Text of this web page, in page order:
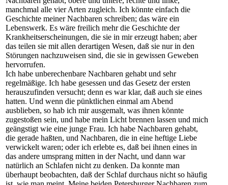
manchmal alle vier Arten zugleich. Ich könnte einfach die
Geschichte meiner Nachbaren schreiben; das wäre ein
Lebenswerk. Es wäre freilich mehr die Geschichte der
Krankheitserscheinungen, die sie in mir erzeugt haben; aber
das teilen sie mit allen derartigen Wesen, daß sie nur in den
Störungen nachzuweisen sind, die sie in gewissen Geweben
hervorrufen.
Ich habe unberechenbare Nachbaren gehabt und sehr
regelmäßige. Ich habe gesessen und das Gesetz der ersten
herauszufinden versucht; denn es war klar, daß auch sie eines
hatten. Und wenn die pünktlichen einmal am Abend
ausblieben, so hab ich mir ausgemalt, was ihnen könnte
zugestoßen sein, und habe mein Licht brennen lassen und mich
geängstigt wie eine junge Frau. Ich habe Nachbaren gehabt,
die gerade haßten, und Nachbaren, die in eine heftige Liebe
verwickelt waren; oder ich erlebte es, daß bei ihnen eines in
das andere umsprang mitten in der Nacht, und dann war
natürlich an Schlafen nicht zu denken. Da konnte man
überhaupt beobachten, daß der Schlaf durchaus nicht so häufig